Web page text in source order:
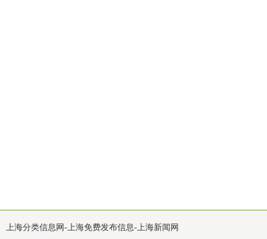
上海分类信息网-上海免费发布信息-上海新闻网